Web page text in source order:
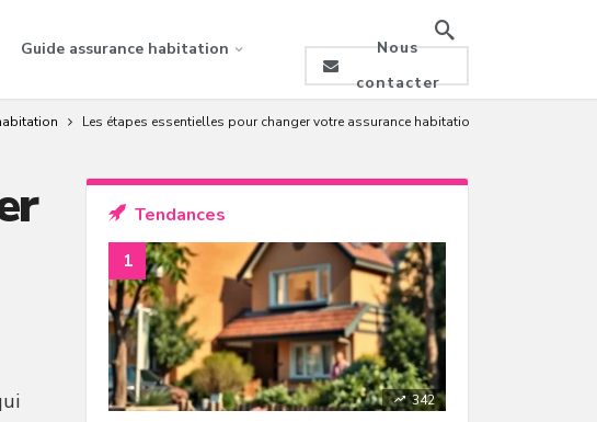
Guide assurance habitation
Nous
contacter
Les étapes essentielles pour changer votre assurance habitation
Tendances
342